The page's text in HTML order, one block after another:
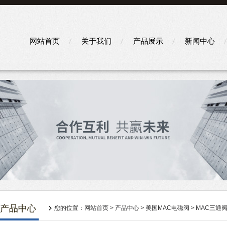
网站首页 关于我们 产品展示 新闻中心
产品中心 您的位置： 网站首页 > 产品中心 > 美国MAC电磁阀 > MAC三通阀